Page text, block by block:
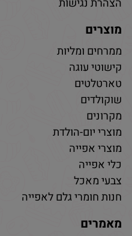
הצהרת נגישות
מוצרים
ממרחים ומליות
קישוטי עוגה
טארטלטים
שוקולדים
מקרונים
מוצרי יום-הולדת
מוצרי אפייה
כלי אפייה
צבעי מאכל
חנות חומרי גלם לאפייה
מאמרים